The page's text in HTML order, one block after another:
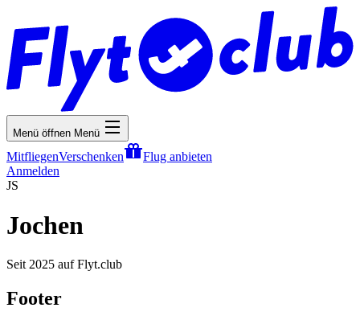
Menü öffnen Menü
MitfliegenVerschenken
Flug anbieten
Anmelden
JS
Jochen
Seit 2025 auf Flyt.club
Footer